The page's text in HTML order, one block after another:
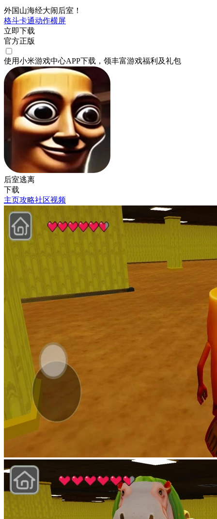
外国山海经大闹后室！
格斗卡通动作横屏
立即下载
官方正版
使用小米游戏中心APP下载 ，领丰富游戏福利 及礼包
后室逃离
下载
主页攻略社区视频